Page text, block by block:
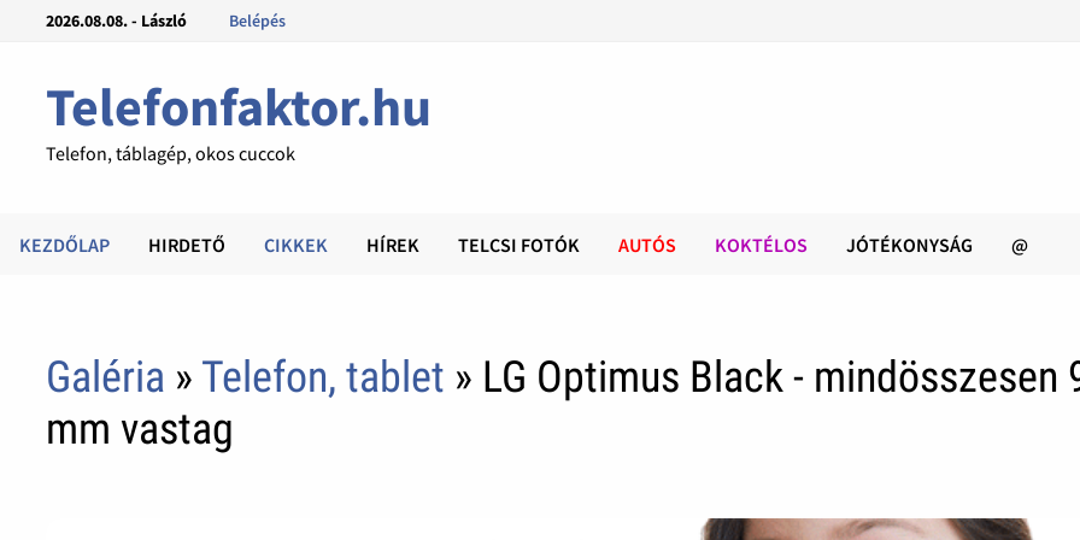
2026.08.08. - László Belépés
Telefonfaktor.hu
Telefon, táblagép, okos cuccok
KEZDŐLAP HIRDETŐ CIKKEK HÍREK TELCSI FOTÓK AUTÓS KOKTÉLOS JÓTÉKONYSÁG @
Galéria » Telefon, tablet » LG Optimus Black - mindösszesen
mm vastag